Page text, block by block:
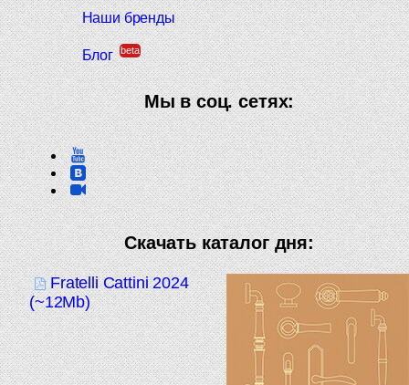
Наши бренды
Блог beta
Мы в соц. сетях:
Скачать каталог дня:
Fratelli Cattini 2024
(~12Mb)